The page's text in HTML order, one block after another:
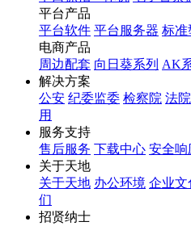
平台产品
平台软件 平台服务器 标准
电商产品
周边配套 向日葵系列 AK
解决方案
公安 纪委监委 检察院 法院
用
服务支持
售后服务 下载中心 安全响
关于天地
关于天地 办公环境 企业文
们
招贤纳士